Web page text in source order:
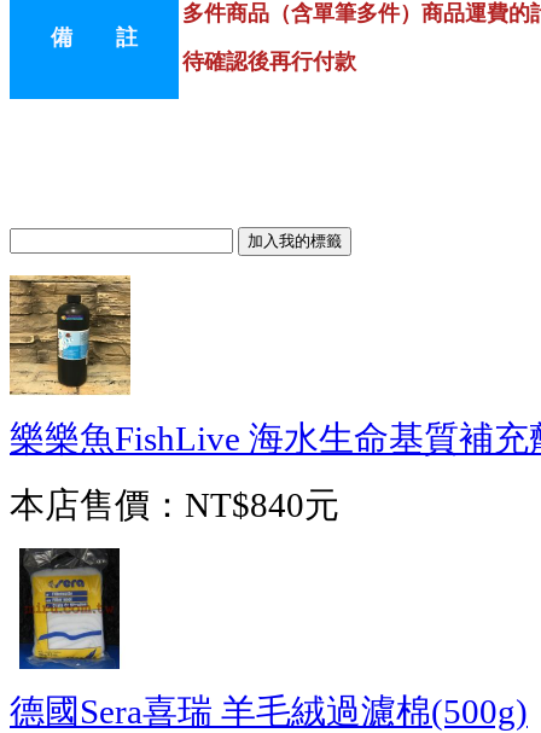
備 註
多件商品（含單筆多件）商品運費的
待確認後再行付款
樂樂魚FishLive 海水生命基質補
本店售價： NT$840元
德國Sera喜瑞 羊毛絨過濾棉(500g)